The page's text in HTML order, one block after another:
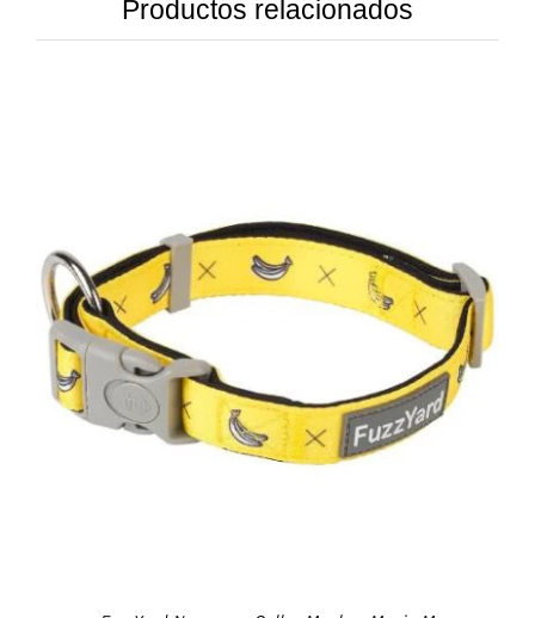
Productos relacionados